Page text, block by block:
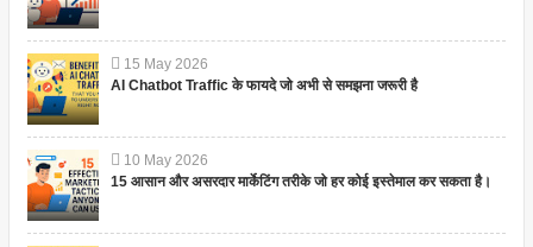
15 May 2026
AI Chatbot Traffic के फायदे जो अभी से समझना जरूरी है
10 May 2026
15 आसान और असरदार मार्केटिंग तरीके जो हर कोई इस्तेमाल कर सकता है।